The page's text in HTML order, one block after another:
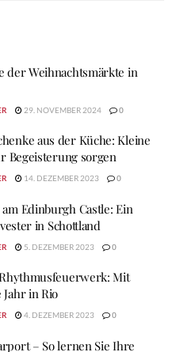
der Weihnachtsmärkte in
29. NOVEMBER 2024 0
aus der Küche: Kleine
Begeisterung sorgen
14. DEZEMBER 2023 0
Edinburgh Castle: Ein
in Schottland
5. DEZEMBER 2023 0
Mit
Jahr in Rio
4. DEZEMBER 2023 0
– So lernen Sie Ihre